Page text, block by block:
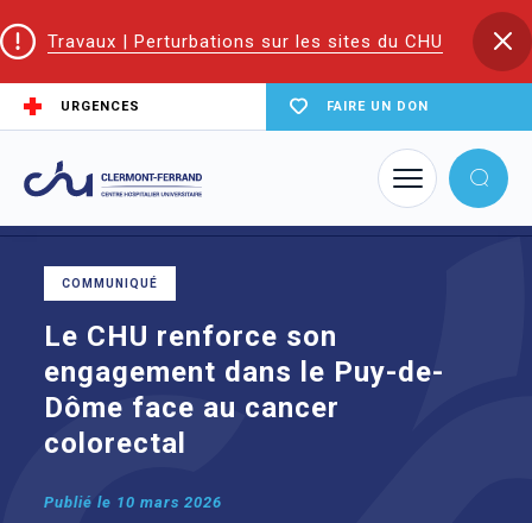
Travaux | Perturbations sur les sites du CHU
URGENCES FAIRE UN DON
Accueil
Le CHU renforce son engagement dans le Puy-de-Dôme face au
COMMUNIQUÉ
Le CHU renforce son
engagement dans le Puy-de-
Dôme face au cancer
colorectal
Publié le 10 mars 2026